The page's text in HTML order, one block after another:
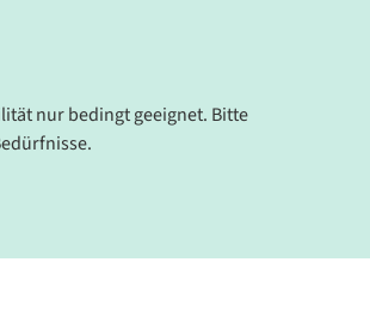
nur bedingt geeignet. Bitte